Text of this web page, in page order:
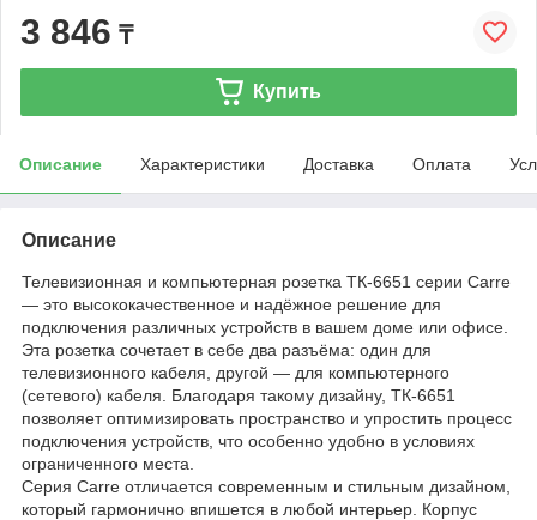
3 846 ₸
Купить
Описание Характеристики Доставка Оплата
Описание
Телевизионная и компьютерная розетка ТК-6651 серии Carre
— это высококачественное и надёжное решение для
подключения различных устройств в вашем доме или офисе.
Эта розетка сочетает в себе два разъёма: один для
телевизионного кабеля, другой — для компьютерного
(сетевого) кабеля. Благодаря такому дизайну, ТК-6651
позволяет оптимизировать пространство и упростить процесс
подключения устройств, что особенно удобно в условиях
ограниченного места.
Серия Carre отличается современным и стильным дизайном,
который гармонично впишется в любой интерьер. Корпус